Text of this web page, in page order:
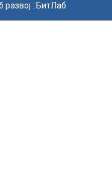
развој : БитЛаб